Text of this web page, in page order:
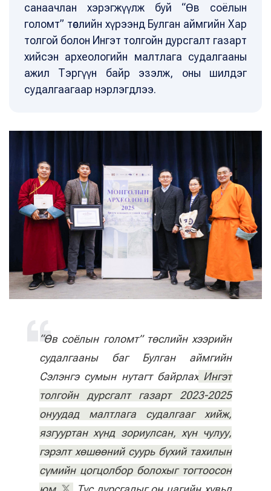
санаачлан хэрэгжүүлж буй “Өв соёлын
голомт” төслийн хүрээнд Булган аймгийн Хар
толгой болон Ингэт толгойн дурсгалт газарт
хийсэн археологийн малтлага судалгааны
ажил Тэргүүн байр эзэлж, оны шилдэг
судалгаагаар нэрлэгдлээ.
“Өв соёлын голомт” төслийн хээрийн
судалгааны баг Булган аймгийн
Сэлэнгэ сумын нутагт байрлахИнгэт
толгойн дурсгалт газарт 2023-2025
онуудад малтлага судалгааг хийж,
язгууртан хүнд зориулсан, хүн чулуу,
гэрэлт хөшөөний суурь бүхий тахилын
сүмийн цогцолбор болохыг тогтоосон